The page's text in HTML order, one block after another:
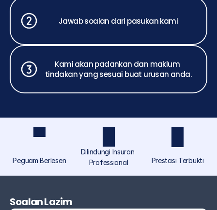
Jawab soalan dari pasukan kami
Kami akan padankan dan maklum
tindakan yang sesuai buat urusan anda.
Peguam Berlesen
Dilindungi Insuran
Professional
Prestasi Terbukti
Soalan Lazim
ramai di bawah Akmal Saufi & Co, menyediakan